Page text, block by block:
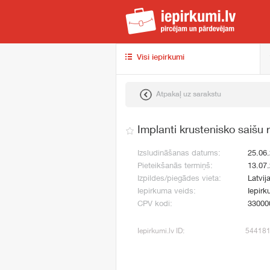
Visi iepirkumi
Atpakaļ uz sarakstu
Implanti krustenisko saišu
Izsludināšanas datums:
Pieteikšanās termiņš:
Izpildes/piegādes vieta:
Iepirkuma veids:
CPV kodi:
Iepirkumi.lv ID: